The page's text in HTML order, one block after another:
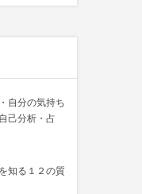
自分の気持ち
己分析・占
知る１２の質